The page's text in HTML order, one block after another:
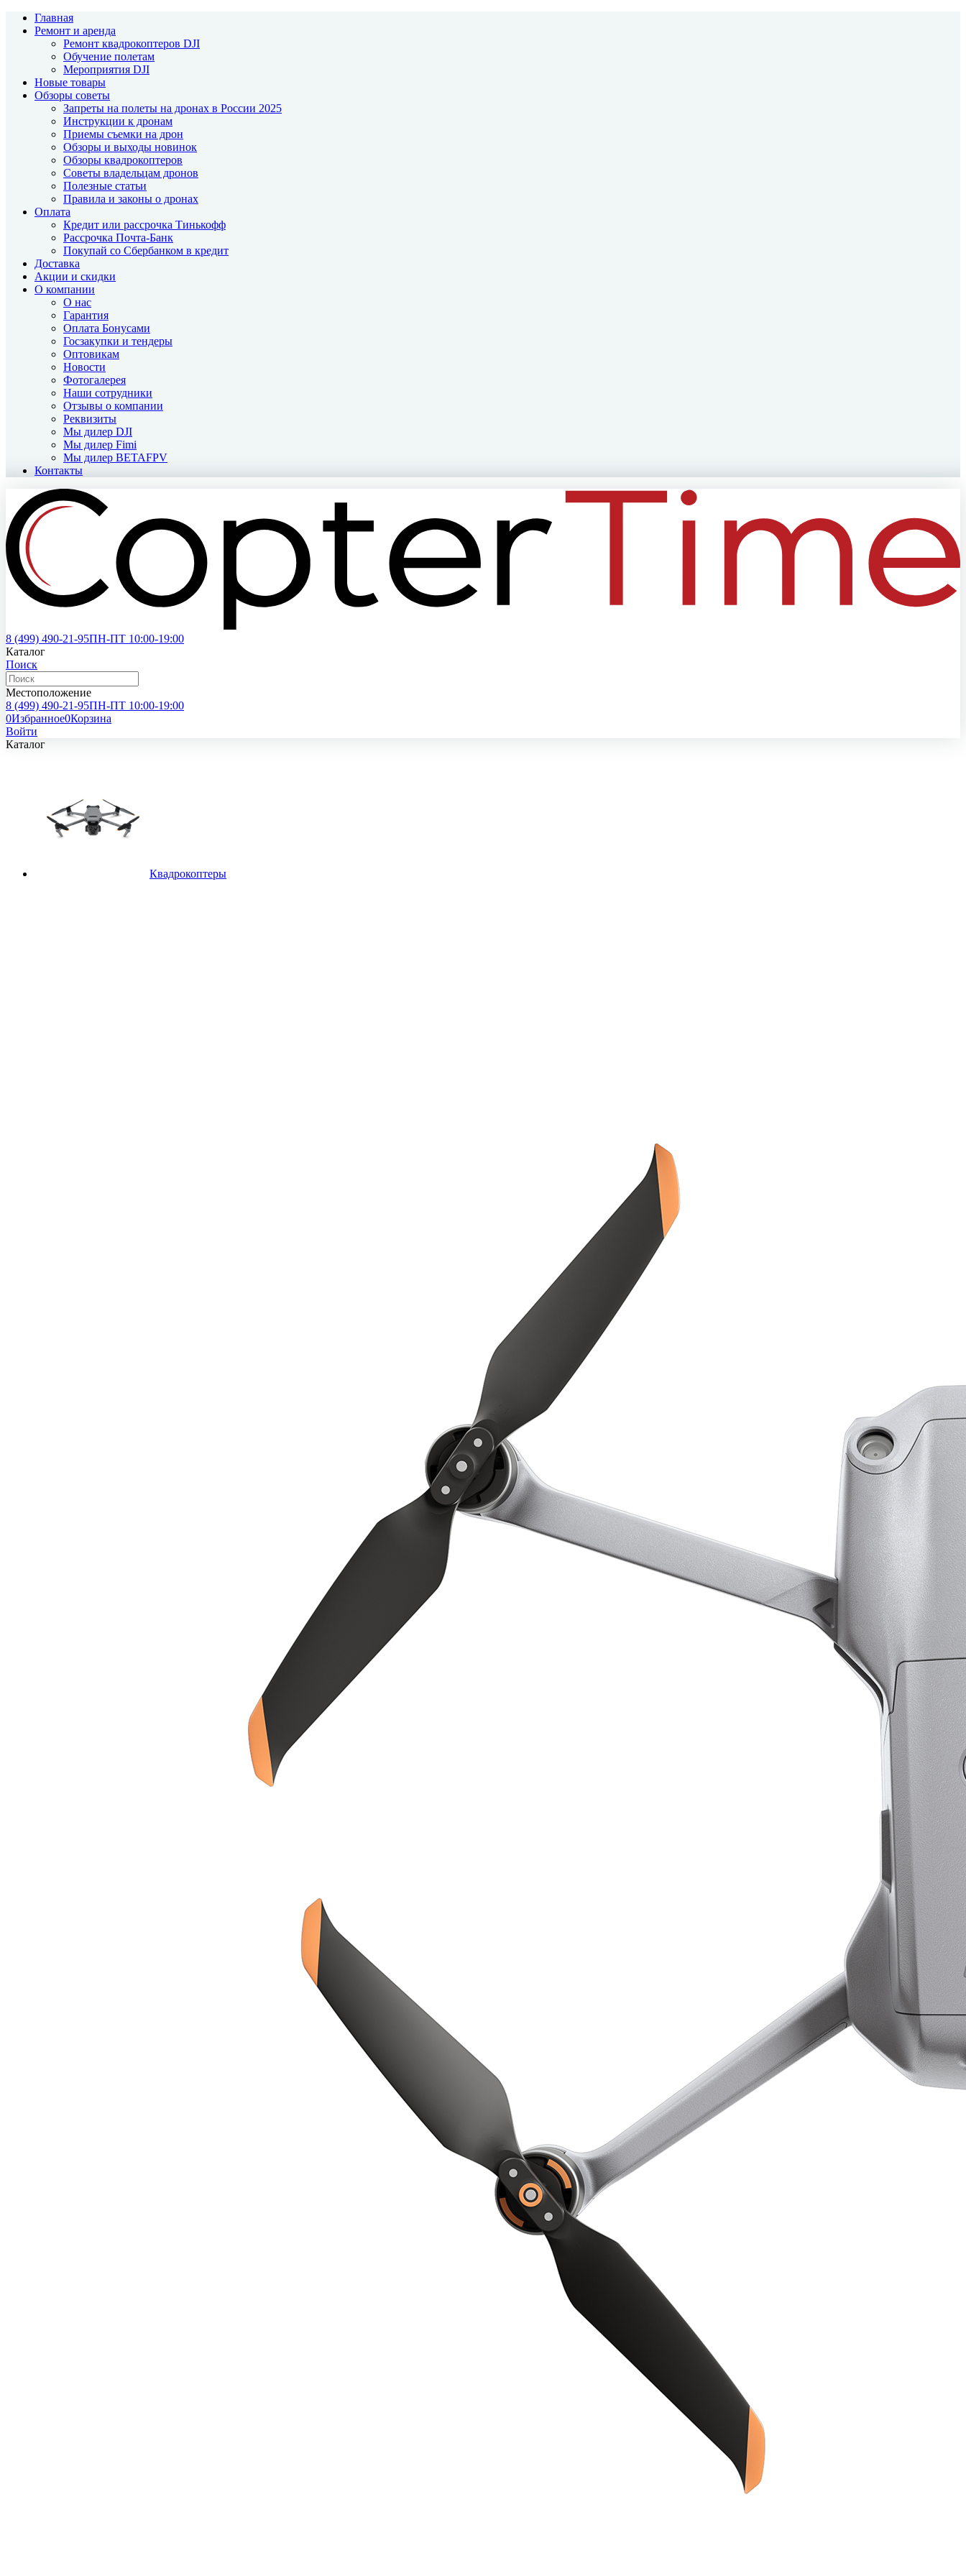
Главная
Ремонт и аренда
Ремонт квадрокоптеров DJI
Обучение полетам
Мероприятия DJI
Новые товары
Обзоры советы
Запреты на полеты на дронах в России 2025
Инструкции к дронам
Приемы съемки на дрон
Обзоры и выходы новинок
Обзоры квадрокоптеров
Советы владельцам дронов
Полезные статьи
Правила и законы о дронах
Оплата
Кредит или рассрочка Тинькофф
Рассрочка Почта-Банк
Покупай со Сбербанком в кредит
Доставка
Акции и скидки
О компании
О нас
Гарантия
Оплата Бонусами
Госзакупки и тендеры
Оптовикам
Новости
Фотогалерея
Наши сотрудники
Отзывы о компании
Реквизиты
Мы дилер DJI
Мы дилер Fimi
Мы дилер BETAFPV
Контакты
8 (499) 490-21-95ПН-ПТ 10:00-19:00
Каталог
Поиск
Местоположение
8 (499) 490-21-95ПН-ПТ 10:00-19:00
0Избранное0Корзина
Войти
Каталог
Квадрокоптеры